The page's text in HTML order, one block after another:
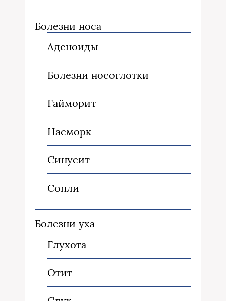
Болезни носа
Аденоиды
Болезни носоглотки
Гайморит
Насморк
Синусит
Сопли
Болезни уха
Глухота
Отит